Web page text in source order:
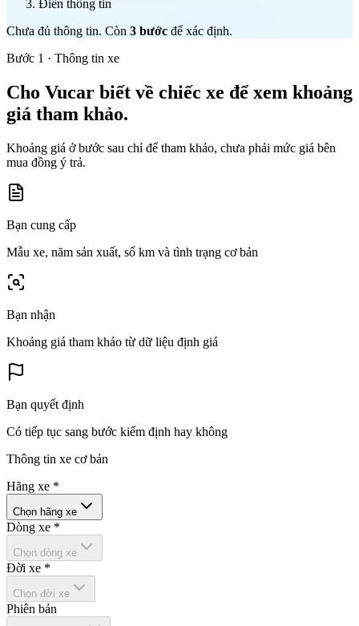
Điền thông tin
Chưa đủ thông tin. Còn 3 bước để xác định.
Bước 1 · Thông tin xe
Cho Vucar biết về chiếc xe để xem khoảng
giá tham khảo.
Khoảng giá ở bước sau chỉ để tham khảo, chưa phải mức giá bên
mua đồng ý trả.
Bạn cung cấp
Mẫu xe, năm sản xuất, số km và tình trạng cơ bản
Bạn nhận
Khoảng giá tham khảo từ dữ liệu định giá
Bạn quyết định
Có tiếp tục sang bước kiểm định hay không
Thông tin xe cơ bản
Hãng xe *
Chọn hãng xe
Dòng xe *
Chọn dòng xe
Đời xe *
Chọn đời xe
Phiên bản